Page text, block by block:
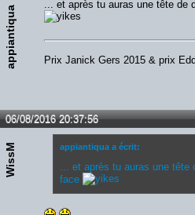
appiantiqua
... et après tu auras une tête de
Prix Janick Gers 2015 & prix
06/08/2016 20:37:56
WissM appiantiqua a écrit:
... et après tu auras une tête
face